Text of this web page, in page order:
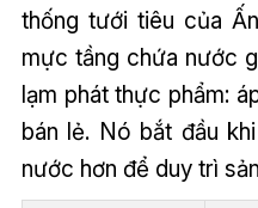
thống tưới tiêu của
mực tầng chứa nước
lạm phát thực phẩm:
bán lẻ. Nó bắt đầu
nước hơn để duy trì